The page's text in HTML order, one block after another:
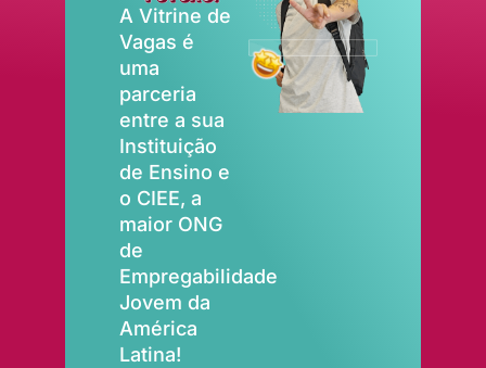
A Vitrine de
Vagas é
uma
parceria
entre a sua
Instituição
de Ensino e
o CIEE, a
maior ONG
de
Empregabilidade
Jovem da
América
Latina!